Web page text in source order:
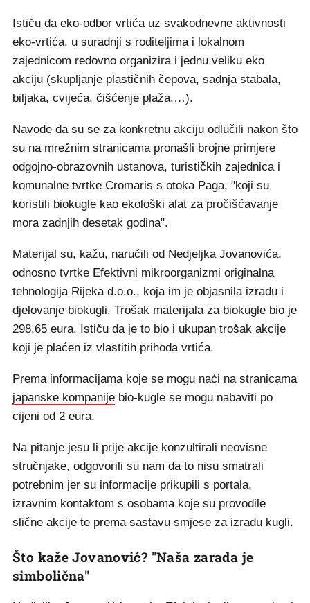
Ističu da eko-odbor vrtića uz svakodnevne aktivnosti
eko-vrtića, u suradnji s roditeljima i lokalnom
zajednicom redovno organizira i jednu veliku eko
akciju (skupljanje plastičnih čepova, sadnja stabala,
biljaka, cvijeća, čišćenje plaža,…).
Navode da su se za konkretnu akciju odlučili nakon što
su na mrežnim stranicama pronašli brojne primjere
odgojno-obrazovnih ustanova, turističkih zajednica i
komunalne tvrtke Cromaris s otoka Paga, "koji su
koristili biokugle kao ekološki alat za pročišćavanje
mora zadnjih desetak godina".
Materijal su, kažu, naručili od Nedjeljka Jovanovića,
odnosno tvrtke Efektivni mikroorganizmi originalna
tehnologija Rijeka d.o.o., koja im je objasnila izradu i
djelovanje biokugli. Trošak materijala za biokugle bio je
298,65 eura. Ističu da je to bio i ukupan trošak akcije
koji je plaćen iz vlastitih prihoda vrtića.
Prema informacijama koje se mogu naći na stranicama
japanske kompanije bio-kugle se mogu nabaviti po
cijeni od 2 eura.
Na pitanje jesu li prije akcije konzultirali neovisne
stručnjake, odgovorili su nam da to nisu smatrali
potrebnim jer su informacije prikupili s portala,
izravnim kontaktom s osobama koje su provodile
slične akcije te prema sastavu smjese za izradu kugli.
Što kaže Jovanović? "Naša zarada je
simbolična"